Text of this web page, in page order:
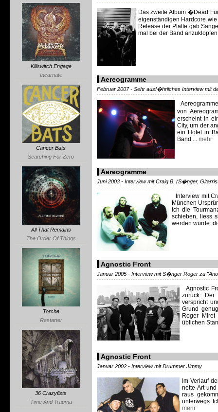
Killswitch Engage
Incarnate
Cancer Bats
Searching For Zero
All That Remains
The Order Of Things
Torche
Restarter
36 Crazyfists
Time And Trauma
Das zweite Album �Dead
eigenständigen Hardcore
Release der Platte gab
mal bei der Band
Aereogramme
Februar 2007 - Sehr ausf�hrliches Interview mit
von
erscheint in
City, um der
ein Hotel in
Band ...
mehr
Aereogramme
Juni 2003 - Interview mit Craig B. (S�nger,
Interview mit
München
ich die
schieben, liess
werden würde:
Agnostic Front
Januar 2005 - Interview mit S�nger Roger zu
Agnostic
zurück. Der
verspricht
Grund
Roger
üblichen
Agnostic Front
Januar 2002 - Interview mit Drummer Jimmy
Im Verlauf
nette Art
raus
unterwegs.
mehr